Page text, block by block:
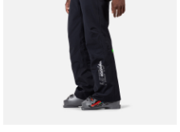
Spring Collection-Rossignol
Incaltaminte